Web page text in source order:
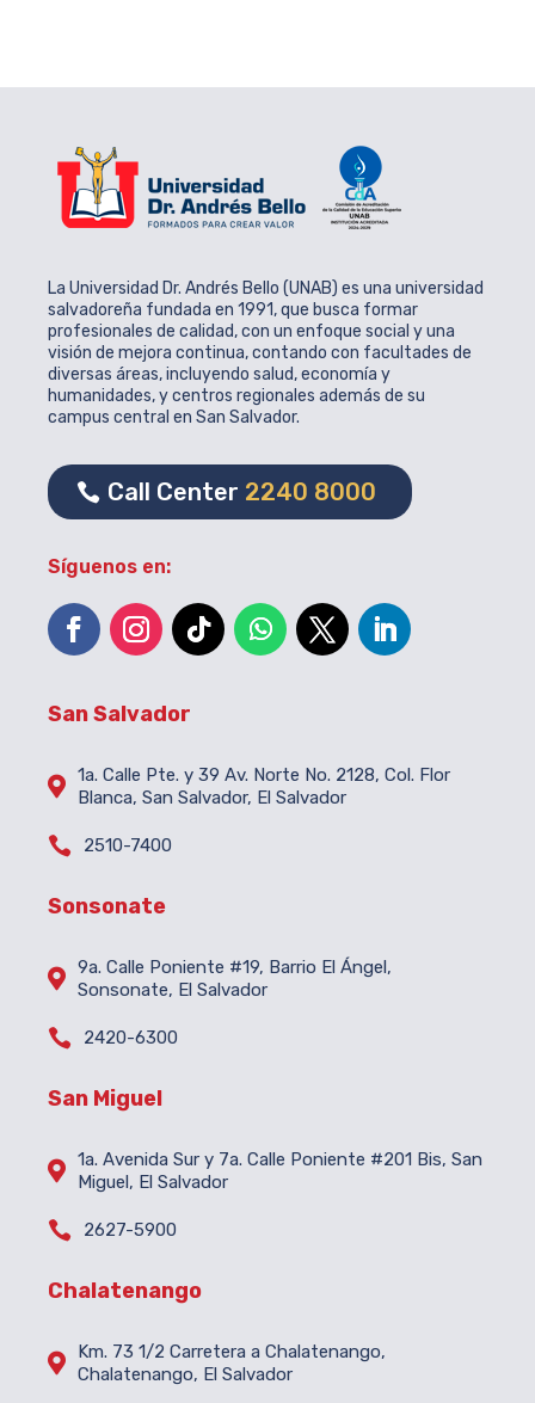
La Universidad Dr. Andrés Bello (UNAB) es una universidad
salvadoreña fundada en 1991, que busca formar
profesionales de calidad, con un enfoque social y una
visión de mejora continua, contando con facultades de
diversas áreas, incluyendo salud, economía y
humanidades, y centros regionales además de su
campus central en San Salvador.
Call Center 2240 8000
Síguenos en:
San Salvador
 1a. Calle Pte. y 39 Av. Norte No. 2128, Col. Flor
Blanca, San Salvador, El Salvador
 2510-7400
Sonsonate
 9a. Calle Poniente #19, Barrio El Ángel,
Sonsonate, El Salvador
 2420-6300
San Miguel
 1a. Avenida Sur y 7a. Calle Poniente #201 Bis, San
Miguel, El Salvador
 2627-5900
Chalatenango

Km. 73 1/2 Carretera a Chalatenango,
Chalatenango, El Salvador